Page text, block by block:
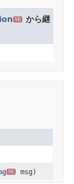
SE
から継
SE msg)